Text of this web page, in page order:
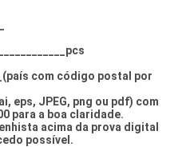
com código postal por
eps, JPEG, png ou pdf) com
para a boa claridade.
acima da prova digital
possível.